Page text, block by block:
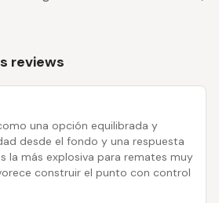
reviews
una opción equilibrada y
desde el fondo y una respuesta
la más explosiva para remates muy
construir el punto con control